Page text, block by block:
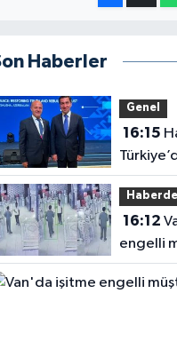
Haberler
Genel
16:15
Evine
16:12
engelli
halaylı